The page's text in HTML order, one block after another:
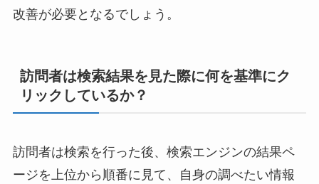
改善が必要となるでしょう。
訪問者は検索結果を見た際に何を基準にク
リックしているか？
訪問者は検索を行った後、検索エンジンの結果ペ
ージを上位から順番に見て、自身の調べたい情報